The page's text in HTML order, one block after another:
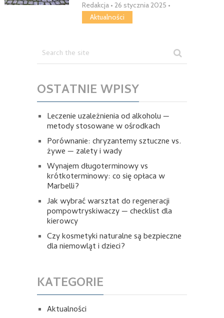
Redakcja • 26 stycznia 2025 •
Aktualności
OSTATNIE WPISY
Leczenie uzależnienia od alkoholu —
metody stosowane w ośrodkach
Porównanie: chryzantemy sztuczne vs.
żywe — zalety i wady
Wynajem długoterminowy vs
krótkoterminowy: co się opłaca w
Marbelli?
Jak wybrać warsztat do regeneracji
pompowtryskiwaczy — checklist dla
kierowcy
Czy kosmetyki naturalne są bezpieczne
dla niemowląt i dzieci?
KATEGORIE
Aktualności